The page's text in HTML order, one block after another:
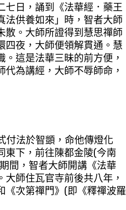
七日，誦到《法華經．藥王
法供養如來」時，智者大師
散。大師所證得到慧思禪師
四夜，大師便領解貫通。慧
這是法華三昧的前方便，
為講經，大師不辱師命，
付法於智顗，命他傳燈化
東下，前往陳都金陵(今南
間，智者大師開講《法華
師住瓦官寺前後共八年，
《次第禪門》(即《釋禪波羅